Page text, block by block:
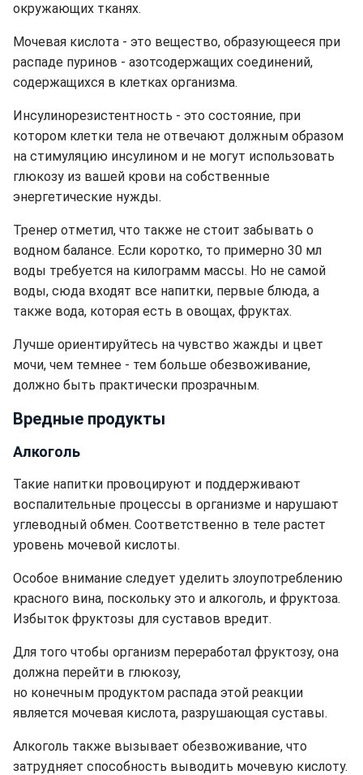
окружающих тканях.
Мочевая кислота - это вещество, образующееся при
распаде пуринов - азотсодержащих соединений,
содержащихся в клетках организма.
Инсулинорезистентность - это состояние, при
котором клетки тела не отвечают должным образом
на стимуляцию инсулином и не могут использовать
глюкозу из вашей крови на собственные
энергетические нужды.
Тренер отметил, что также не стоит забывать о
водном балансе. Если коротко, то примерно 30 мл
воды требуется на килограмм массы. Но не самой
воды, сюда входят все напитки, первые блюда, а
также вода, которая есть в овощах, фруктах.
Лучше ориентируйтесь на чувство жажды и цвет
мочи, чем темнее - тем больше обезвоживание,
должно быть практически прозрачным.
Вредные продукты
Алкоголь
Такие напитки провоцируют и поддерживают
воспалительные процессы в организме и нарушают
углеводный обмен. Соответственно в теле растет
уровень мочевой кислоты.
Особое внимание следует уделить злоупотреблению
красного вина, поскольку это и алкоголь, и фруктоза.
Избыток фруктозы для суставов вредит.
Для того чтобы организм переработал фруктозу, она
должна перейти в глюкозу,
но конечным продуктом распада этой реакции
является мочевая кислота, разрушающая суставы.
Алкоголь также вызывает обезвоживание, что
затрудняет способность выводить мочевую кислоту.